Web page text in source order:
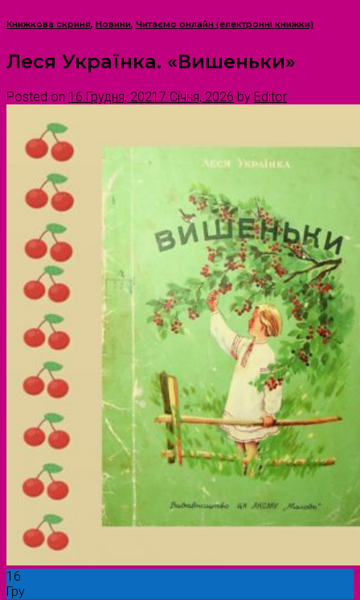
Книжкова скриня, Новини, Читаємо онлайн (електронні книжки)
Леся Українка. «Вишеньки»
Posted on 16 Грудня, 2021 7 Січня, 2026 by Editor
16
Гру